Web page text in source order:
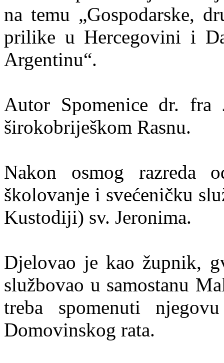
na temu „Gospodarske,
prilike u Hercegovini i
Argentinu“.
Autor Spomenice dr.
širokobriješkom Rasnu.
Nakon osmog razreda
školovanje i svećeničku
Kustodiji) sv. Jeronima.
Djelovao je kao župnik,
službovao u samostanu
treba spomenuti
Domovinskog rata.